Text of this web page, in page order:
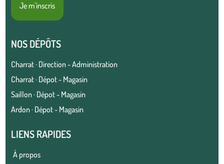
Je m'inscris
NOS DÉPÔTS
Charrat · Direction - Administration
Charrat · Dépot - Magasin
Saillon · Dépot - Magasin
Ardon · Dépot - Magasin
LIENS RAPIDES
À propos